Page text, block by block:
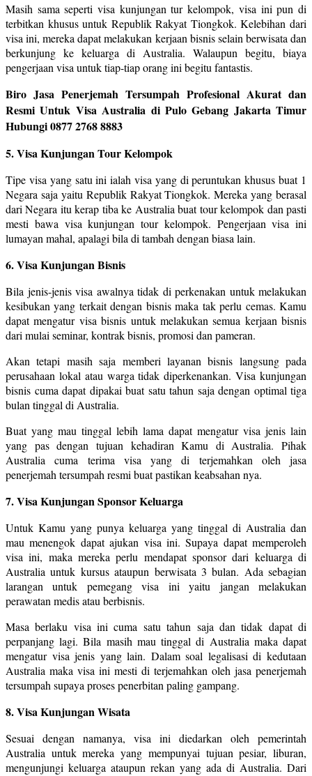
Masih sama seperti visa kunjungan tur kelompok, visa ini pun di
terbitkan khusus untuk Republik Rakyat Tiongkok. Kelebihan dari
visa ini, mereka dapat melakukan kerjaan bisnis selain berwisata dan
berkunjung ke keluarga di Australia. Walaupun begitu, biaya
pengerjaan visa untuk tiap-tiap orang ini begitu fantastis.
Biro Jasa Penerjemah Tersumpah Profesional Akurat dan
Resmi Untuk Visa Australia di Pulo Gebang Jakarta Timur
Hubungi 0877 2768 8883
5. Visa Kunjungan Tour Kelompok
Tipe visa yang satu ini ialah visa yang di peruntukan khusus buat 1
Negara saja yaitu Republik Rakyat Tiongkok. Mereka yang berasal
dari Negara itu kerap tiba ke Australia buat tour kelompok dan pasti
mesti bawa visa kunjungan tour kelompok. Pengerjaan visa ini
lumayan mahal, apalagi bila di tambah dengan biasa lain.
6. Visa Kunjungan Bisnis
Bila jenis-jenis visa awalnya tidak di perkenakan untuk melakukan
kesibukan yang terkait dengan bisnis maka tak perlu cemas. Kamu
dapat mengatur visa bisnis untuk melakukan semua kerjaan bisnis
dari mulai seminar, kontrak bisnis, promosi dan pameran.
Akan tetapi masih saja memberi layanan bisnis langsung pada
perusahaan lokal atau warga tidak diperkenankan. Visa kunjungan
bisnis cuma dapat dipakai buat satu tahun saja dengan optimal tiga
bulan tinggal di Australia.
Buat yang mau tinggal lebih lama dapat mengatur visa jenis lain
yang pas dengan tujuan kehadiran Kamu di Australia. Pihak
Australia cuma terima visa yang di terjemahkan oleh jasa
penerjemah tersumpah resmi buat pastikan keabsahan nya.
7. Visa Kunjungan Sponsor Keluarga
Untuk Kamu yang punya keluarga yang tinggal di Australia dan
mau menengok dapat ajukan visa ini. Supaya dapat memperoleh
visa ini, maka mereka perlu mendapat sponsor dari keluarga di
Australia untuk kursus ataupun berwisata 3 bulan. Ada sebagian
larangan untuk pemegang visa ini yaitu jangan melakukan
perawatan medis atau berbisnis.
Masa berlaku visa ini cuma satu tahun saja dan tidak dapat di
perpanjang lagi. Bila masih mau tinggal di Australia maka dapat
mengatur visa jenis yang lain. Dalam soal legalisasi di kedutaan
Australia maka visa ini mesti di terjemahkan oleh jasa penerjemah
tersumpah supaya proses penerbitan paling gampang.
8. Visa Kunjungan Wisata
Sesuai dengan namanya, visa ini diedarkan oleh pemerintah
Australia untuk mereka yang mempunyai tujuan pesiar, liburan,
mengunjungi keluarga ataupun rekan yang ada di Australia. Dari